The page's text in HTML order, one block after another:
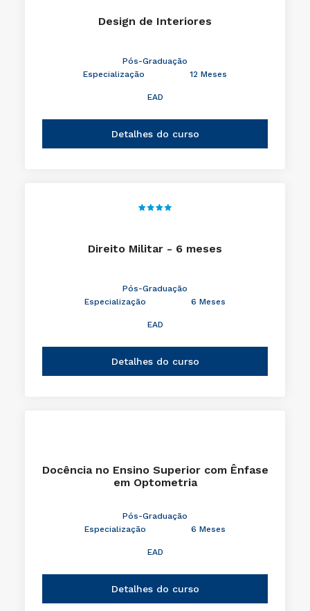
Design de Interiores
Pós-Graduação
Especialização
12 Meses
EAD
Detalhes do curso
Direito Militar - 6 meses
Pós-Graduação
Especialização
6 Meses
EAD
Detalhes do curso
Docência no Ensino Superior com Ênfase
em Optometria
Pós-Graduação
Especialização
6 Meses
EAD
Detalhes do curso